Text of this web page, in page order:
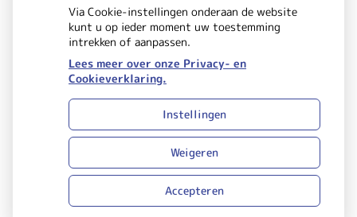
Uw Zorg Online
Privacy verklaring|Cookie-
|Voorwaarden
Via Cookie-instellingen onderaan de website
kunt u op ieder moment uw toestemming
intrekken of aanpassen.
Lees meer over onze Privacy- en
Cookieverklaring.
Instellingen
Weigeren
Accepteren